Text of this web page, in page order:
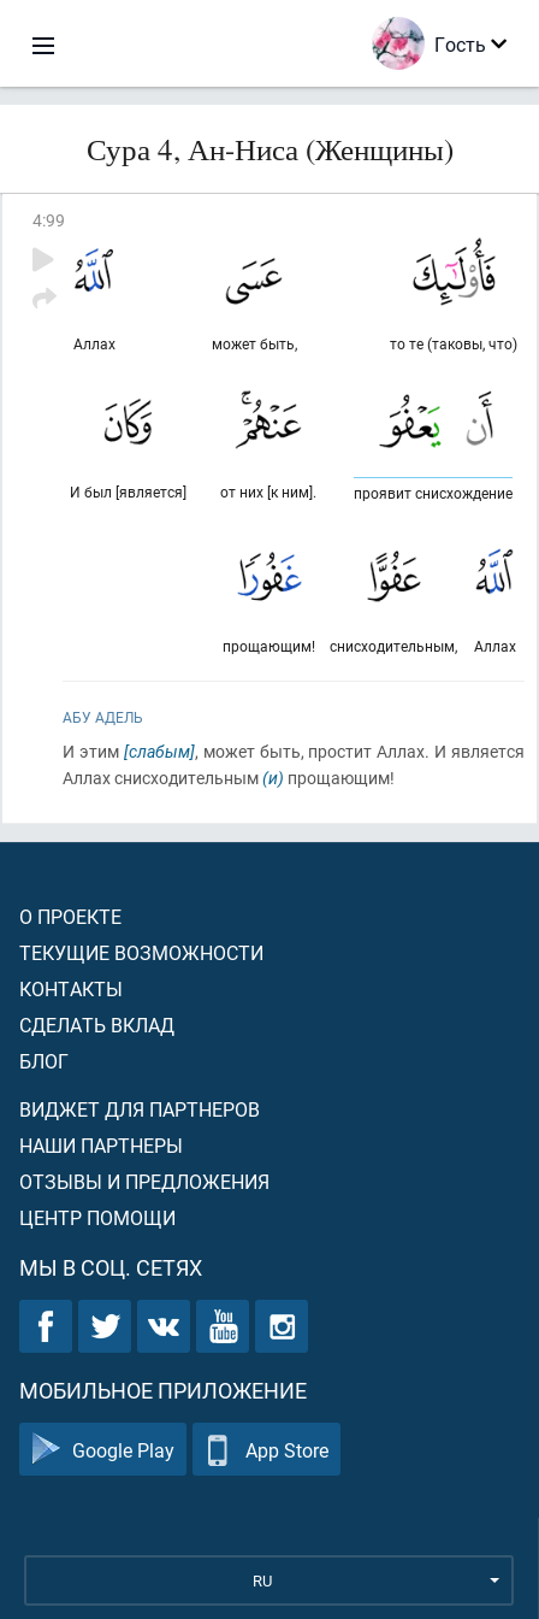
Гость
Сура 4, Ан-Ниса (Женщины)
4:99
то те (таковы, что)
может быть,
Аллах
проявит снисхождение
от них [к ним].
И был [является]
Аллах
снисходительным,
прощающим!
АБУ АДЕЛЬ
И этим [слабым], может быть, простит Аллах. И является
Аллах снисходительным(и) прощающим!
О ПРОЕКТЕ
ТЕКУЩИЕ ВОЗМОЖНОСТИ
КОНТАКТЫ
СДЕЛАТЬ ВКЛАД
БЛОГ
ВИДЖЕТ ДЛЯ ПАРТНЕРОВ
НАШИ ПАРТНЕРЫ
ОТЗЫВЫ И ПРЕДЛОЖЕНИЯ
ЦЕНТР ПОМОЩИ
МЫ В СОЦ. СЕТЯХ
МОБИЛЬНОЕ ПРИЛОЖЕНИЕ
Google Play App Store
RU